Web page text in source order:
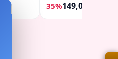
35%149,000원